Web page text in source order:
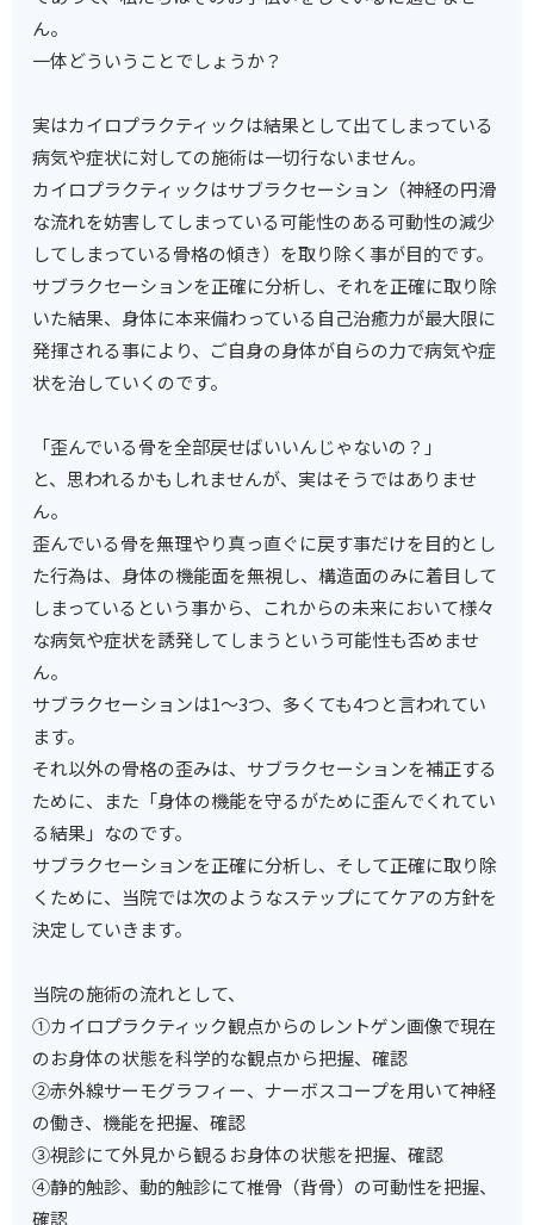
ん。
一体どういうことでしょうか？
実はカイロプラクティックは結果として出てしまっている
病気や症状に対しての施術は一切行ないません。
カイロプラクティックはサブラクセーション（神経の円滑
な流れを妨害してしまっている可能性のある可動性の減少
してしまっている骨格の傾き）を取り除く事が目的です。
サブラクセーションを正確に分析し、それを正確に取り除
いた結果、身体に本来備わっている自己治癒力が最大限に
発揮される事により、ご自身の身体が自らの力で病気や症
状を治していくのです。
「歪んでいる骨を全部戻せばいいんじゃないの？」
と、思われるかもしれませんが、実はそうではありませ
ん。
歪んでいる骨を無理やり真っ直ぐに戻す事だけを目的とし
た行為は、身体の機能面を無視し、構造面のみに着目して
しまっているという事から、これからの未来において様々
な病気や症状を誘発してしまうという可能性も否めませ
ん。
サブラクセーションは1〜3つ、多くても4つと言われてい
ます。
それ以外の骨格の歪みは、サブラクセーションを補正する
ために、また「身体の機能を守るがために歪んでくれてい
る結果」なのです。
サブラクセーションを正確に分析し、そして正確に取り除
くために、当院では次のようなステップにてケアの方針を
決定していきます。
当院の施術の流れとして、
①カイロプラクティック観点からのレントゲン画像で現在
のお身体の状態を科学的な観点から把握、確認
②赤外線サーモグラフィー、ナーボスコープを用いて神経
の働き、機能を把握、確認
③視診にて外見から観るお身体の状態を把握、確認
④静的触診、動的触診にて椎骨（背骨）の可動性を把握、
確認